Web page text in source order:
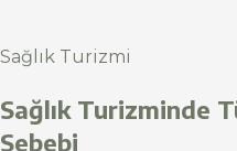
Sağlık Turizmi
Sağlık Turizminde
Sebebi